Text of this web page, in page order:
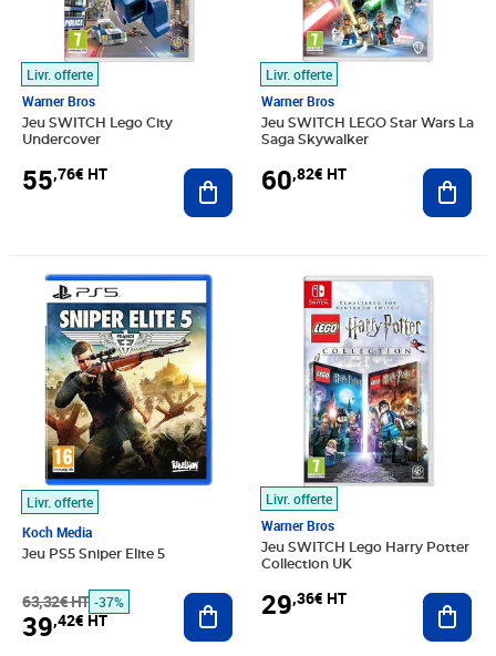
Livr. offerte
Warner Bros
Jeu SWITCH Lego City
Undercover
55,76€ HT Ajouter au panier
Livr. offerte
Warner Bros
Jeu SWITCH LEGO Star Wars La
Saga Skywalker
60,82€ HT
Livr. offerte
Koch Media
Jeu PS5 Sniper Elite 5
63,32€ HT
Prix barré 63,32€ HT
-37%
39,42€ HT
Prix 39,42€ HT
Ajouter au panier
Livr. offerte
Warner Bros
Jeu SWITCH Lego Harry Potter
Collection UK
29,36€ HT
Prix 29,36€ HT